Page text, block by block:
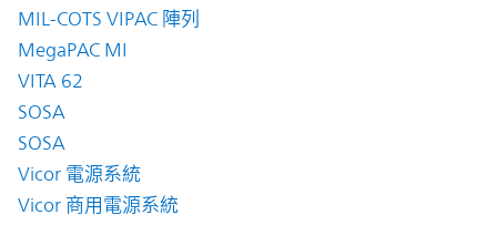
MIL-COTS VIPAC 陣列
MegaPAC MI
VITA 62
SOSA
SOSA
Vicor 電源系統
Vicor 商用電源系統